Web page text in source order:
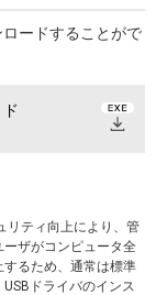
ードすることがで
リティ向上により、管
ザがコンピュータ全
るため、通常は標準
ドライバのインス